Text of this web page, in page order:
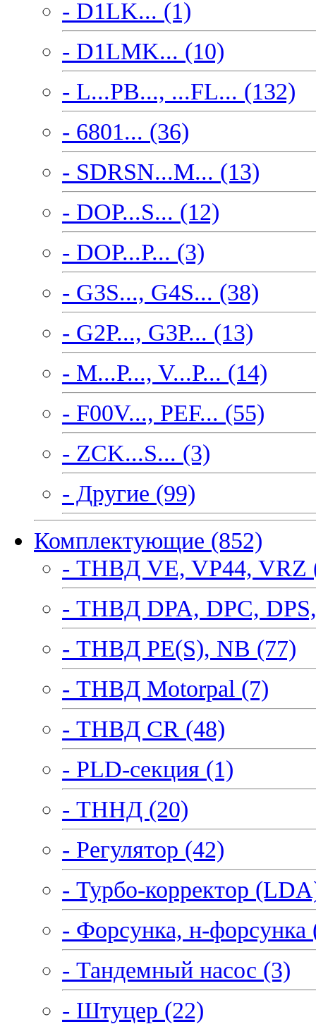
- D1LK... (1)
- D1LMK... (10)
- L...PB..., ...FL... (132)
- 6801... (36)
- SDRSN...M... (13)
- DOP...S... (12)
- DOP...P... (3)
- G3S..., G4S... (38)
- G2P..., G3P... (13)
- M...P..., V...P... (14)
- F00V..., PEF... (55)
- ZCK...S... (3)
- Другие (99)
Комплектующие (852)
- ТНВД VE, VP44, VRZ
- ТНВД DPA, DPC,
- ТНВД PE(S), NB (77)
- ТНВД Motorpal (7)
- ТНВД CR (48)
- PLD-секция (1)
- ТННД (20)
- Регулятор (42)
- Турбо-корректор
- Форсунка, н-форсунка
- Тандемный насос (3)
- Штуцер (22)